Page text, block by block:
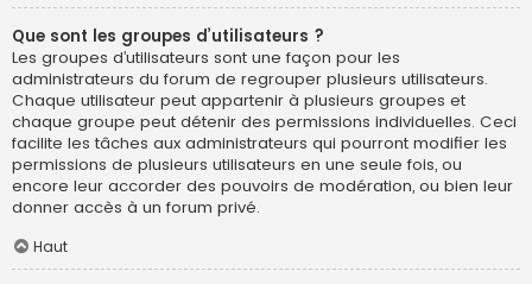
Que sont les groupes d’utilisateurs ?
Les groupes d’utilisateurs sont une façon pour les
administrateurs du forum de regrouper plusieurs utilisateurs.
Chaque utilisateur peut appartenir à plusieurs groupes et
chaque groupe peut détenir des permissions individuelles. Ceci
facilite les tâches aux administrateurs qui pourront modifier les
permissions de plusieurs utilisateurs en une seule fois, ou
encore leur accorder des pouvoirs de modération, ou bien leur
donner accès à un forum privé.
Haut